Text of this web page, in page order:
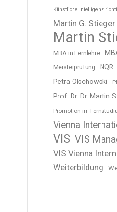
Künstliche Intelligenz
Martin G. Stieger
Martin
MBA in Fernlehre
Meisterprüfung NQR
Petra Olschowski
Prof. Dr. Dr. Martin
Promotion im
Vienna
VIS VIS
VIS Vienna
Weiterbildung